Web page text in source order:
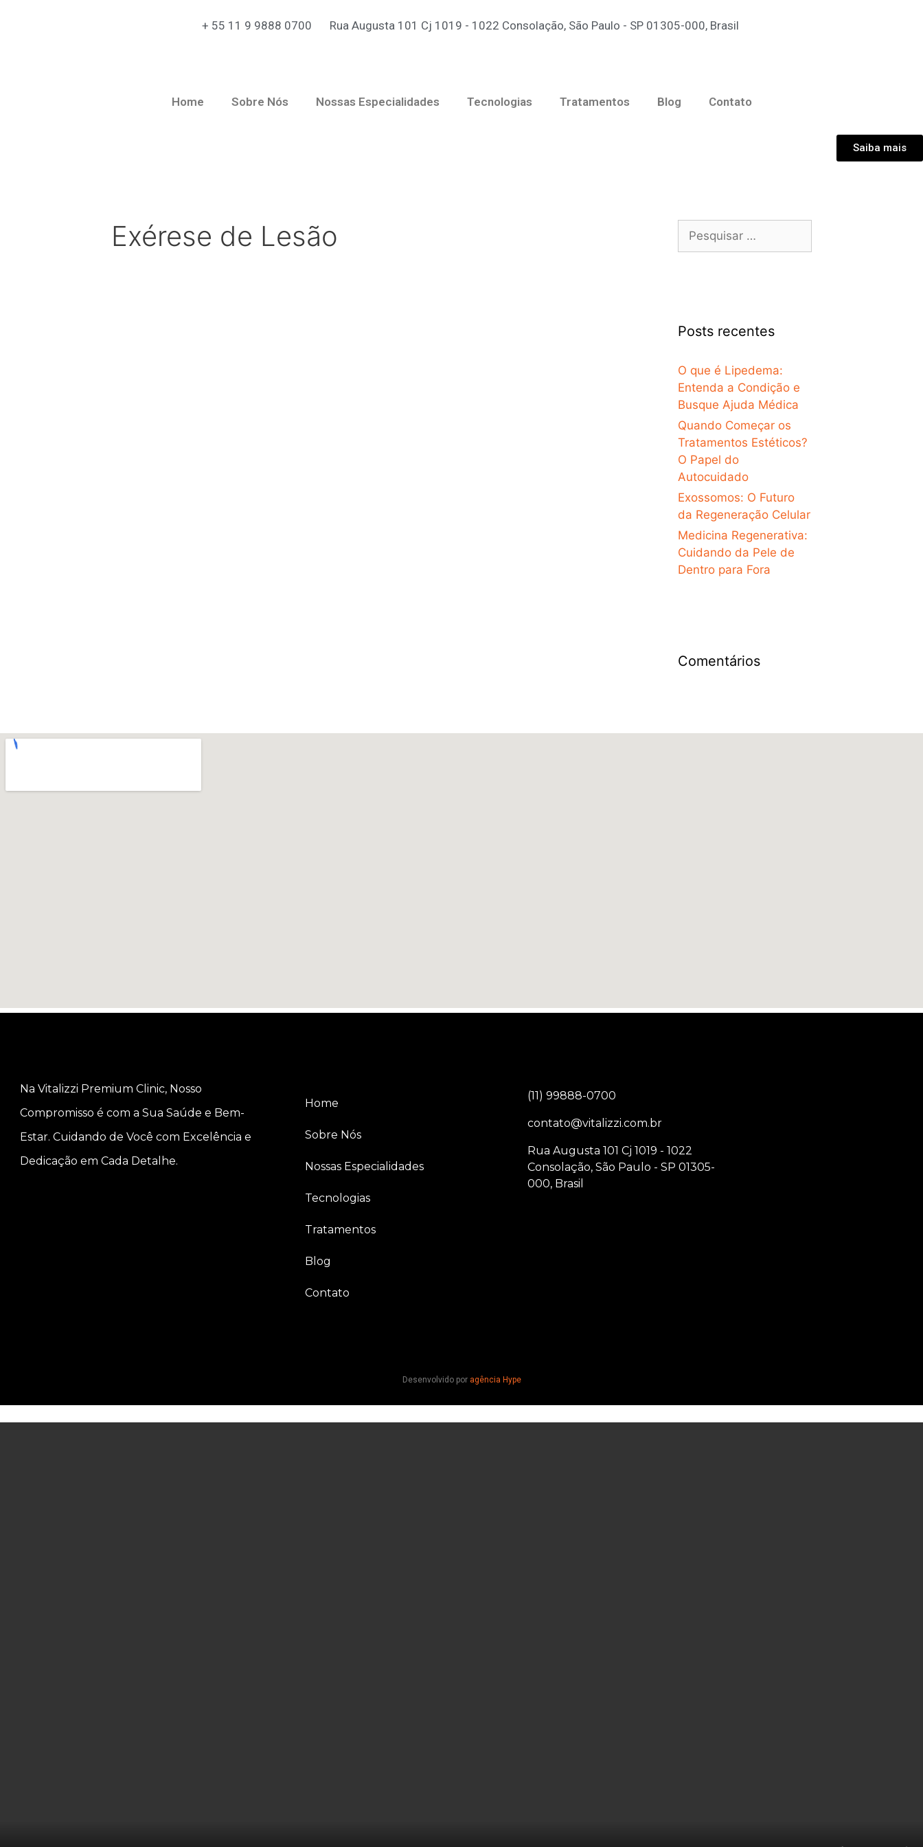
+ 55 11 9 9888 0700 Rua Augusta 101 Cj 1019 - 1022 Consolação, São Paulo - SP 01305-000, Brasil
Home Sobre Nós Nossas Especialidades Tecnologias Tratamentos Blog Contato
Saiba mais
Exérese de Lesão
Posts recentes
O que é Lipedema:
Entenda a Condição e
Busque Ajuda Médica
Quando Começar os
Tratamentos Estéticos?
O Papel do
Autocuidado
Exossomos: O Futuro
da Regeneração Celular
Medicina Regenerativa:
Cuidando da Pele de
Dentro para Fora
Comentários
Na Vitalizzi Premium Clinic, Nosso
Compromisso é com a Sua Saúde e Bem-
Estar. Cuidando de Você com Excelência e
Dedicação em Cada Detalhe.
Home
Sobre Nós
Nossas Especialidades
Tecnologias
Tratamentos
Blog
Contato
(11) 99888-0700
contato@vitalizzi.com.br
Rua Augusta 101 Cj 1019 - 1022
Consolação, São Paulo - SP 01305-
000, Brasil
Desenvolvido por agência Hype